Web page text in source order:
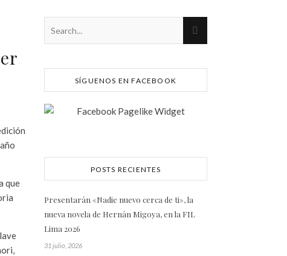
que
SÍGUENOS EN FACEBOOK
POSTS RECIENTES
Presentarán «Nadie nuevo cerca de ti», la
nueva novela de Hernán Migoya, en la FIL
Lima 2026
31 julio, 2026